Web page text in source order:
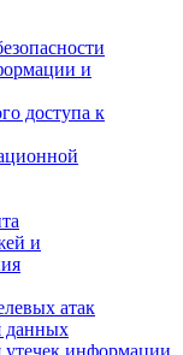
и
доступа к
и
атак
данных
утечек информации